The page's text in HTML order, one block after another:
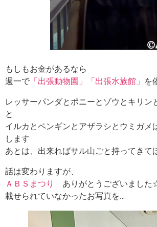
もしもお金があるなら
週一で 「出張動物園」「出張水族館」 を
レッサーパンダとポニーとゾウとキリン
と
イルカとペンギンとアザラシとウミガメ
します
あとは、出来ればサル山ごと持ってきて
話は変わりますが、
ＡＢＳまつり
ありがとうございました
載せられていなかったお写真を…